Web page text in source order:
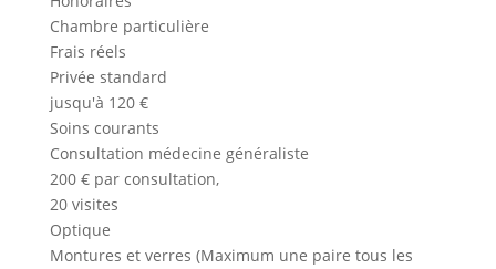
Chambre particulière
Frais réels
Privée standard
jusqu'à 120 €
Soins courants
Consultation médecine généraliste
200 € par consultation,
20 visites
Optique
Montures et verres (Maximum une paire tous les